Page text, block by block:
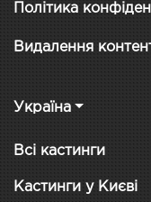
Політика
Видалення
Україна
Всі кастинги
Кастинги у Києві